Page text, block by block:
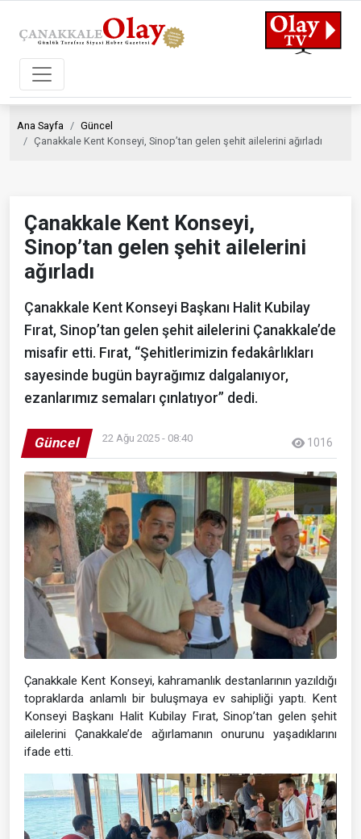
Ana Sayfa
Güncel
Çanakkale Kent Konseyi, Sinop’tan gelen şehit ailelerini ağırladı
Çanakkale Kent Konseyi,
Sinop’tan gelen şehit ailelerini
ağırladı
Çanakkale Kent Konseyi Başkanı Halit Kubilay
Fırat, Sinop’tan gelen şehit ailelerini Çanakkale’de
misafir etti. Fırat, “Şehitlerimizin fedakârlıkları
sayesinde bugün bayrağımız dalgalanıyor,
ezanlarımız semaları çınlatıyor” dedi.
Güncel 22 Ağu 2025 - 08:40 1016
Çanakkale Kent Konseyi, kahramanlık destanlarının yazıldığı
topraklarda anlamlı bir buluşmaya ev sahipliği yaptı. Kent
Konseyi Başkanı Halit Kubilay Fırat, Sinop’tan gelen şehit
ailelerini Çanakkale’de ağırlamanın onurunu yaşadıklarını
ifade etti.